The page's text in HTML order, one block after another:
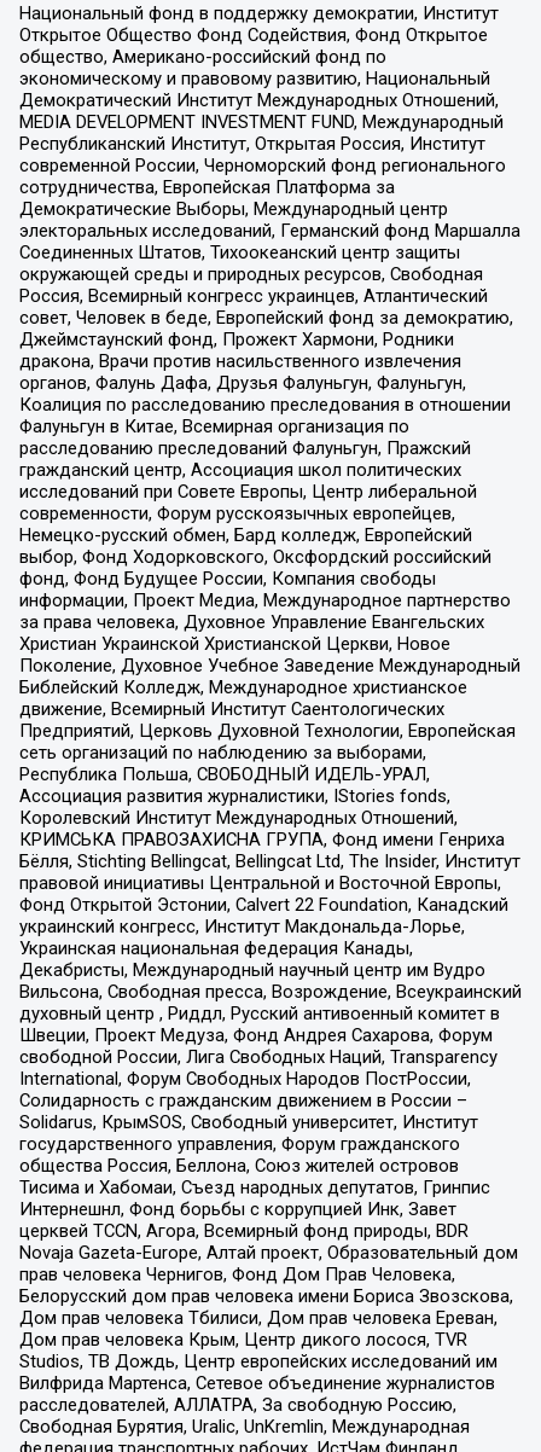
Национальный фонд в поддержку демократии, Институт
Открытое Общество Фонд Содействия, Фонд Открытое
общество, Американо-российский фонд по
экономическому и правовому развитию, Национальный
Демократический Институт Международных Отношений,
MEDIA DEVELOPMENT INVESTMENT FUND, Международный
Республиканский Институт, Открытая Россия, Институт
современной России, Черноморский фонд регионального
сотрудничества, Европейская Платформа за
Демократические Выборы, Международный центр
электоральных исследований, Германский фонд Маршалла
Соединенных Штатов, Тихоокеанский центр защиты
окружающей среды и природных ресурсов, Свободная
Россия, Всемирный конгресс украинцев, Атлантический
совет, Человек в беде, Европейский фонд за демократию,
Джеймстаунский фонд, Прожект Хармони, Родники
дракона, Врачи против насильственного извлечения
органов, Фалунь Дафа, Друзья Фалуньгун, Фалуньгун,
Коалиция по расследованию преследования в отношении
Фалуньгун в Китае, Всемирная организация по
расследованию преследований Фалуньгун, Пражский
гражданский центр, Ассоциация школ политических
исследований при Совете Европы, Центр либеральной
современности, Форум русскоязычных европейцев,
Немецко-русский обмен, Бард колледж, Европейский
выбор, Фонд Ходорковского, Оксфордский российский
фонд, Фонд Будущее России, Компания свободы
информации, Проект Медиа, Международное партнерство
за права человека, Духовное Управление Евангельских
Христиан Украинской Христианской Церкви, Новое
Поколение, Духовное Учебное Заведение Международный
Библейский Колледж, Международное христианское
движение, Всемирный Институт Саентологических
Предприятий, Церковь Духовной Технологии, Европейская
сеть организаций по наблюдению за выборами,
Республика Польша, СВОБОДНЫЙ ИДЕЛЬ-УРАЛ,
Ассоциация развития журналистики, IStories fonds,
Королевский Институт Международных Отношений,
КРИМСЬКА ПРАВОЗАХИСНА ГРУПА, Фонд имени Генриха
Бёлля, Stichting Bellingcat, Bellingcat Ltd, The Insider, Институт
правовой инициативы Центральной и Восточной Европы,
Фонд Открытой Эстонии, Calvert 22 Foundation, Канадский
украинский конгресс, Институт Макдональда-Лорье,
Украинская национальная федерация Канады,
Декабристы, Международный научный центр им Вудро
Вильсона, Свободная пресса, Возрождение, Всеукраинский
духовный центр , Риддл, Русский антивоенный комитет в
Швеции, Проект Медуза, Фонд Андрея Сахарова, Форум
свободной России, Лига Свободных Наций, Transparеncy
International, Форум Свободных Народов ПостРоссии,
Солидарность с гражданским движением в России –
Solidarus, КрымSOS, Свободный университет, Институт
государственного управления, Форум гражданского
общества Россия, Беллона, Союз жителей островов
Тисима и Хабомаи, Съезд народных депутатов, Гринпис
Интернешнл, Фонд борьбы с коррупцией Инк, Завет
церквей TCCN, Агора, Всемирный фонд природы, BDR
Novaja Gazeta-Europe, Алтай проект, Образовательный дом
прав человека Чернигов, Фонд Дом Прав Человека,
Белорусский дом прав человека имени Бориса Звозскова,
Дом прав человека Тбилиси, Дом прав человека Ереван,
Дом прав человека Крым, Центр дикого лосося, TVR
Studios, ТВ Дождь, Центр европейских исследований им
Вилфрида Мартенса, Сетевое объединение журналистов
расследователей, АЛЛАТРА, За свободную Россию,
Свободная Бурятия, Uralic, UnKremlin, Международная